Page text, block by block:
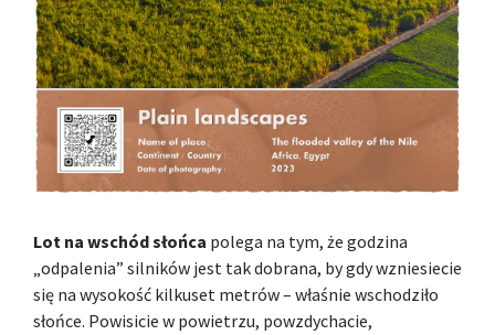
Lot na wschód słońca polega na tym, że godzina
„odpalenia” silników jest tak dobrana, by gdy wzniesiecie
się na wysokość kilkuset metrów – właśnie wschodziło
słońce. Powisicie w powietrzu, powzdychacie,